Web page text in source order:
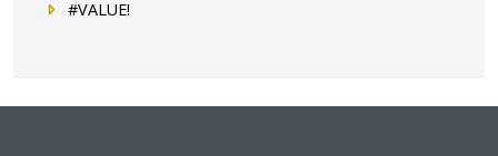
#VALUE!